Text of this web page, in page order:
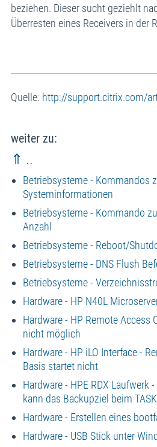
beziehen. Dieser sucht geziehlt
Überresten eines Receivers in der
Quelle: http://support.citrix.com/
weiter zu:
⇑ ..
Betriebsysteme - Kommandos
Systeminformationen
Betriebsysteme - Kommando
Anzahl
Betriebsysteme - Reboot/
Betriebsysteme - DNS Flush
Betriebsysteme -
Hardware - HP N40L
Hardware - HP Remote Access
nicht möglich
Hardware - HP iLO Interface -
Basis startet nicht
Hardware - HPE RDX Laufwerk
kann das Backupziel beim
Hardware - Erstellen eines
Hardware - USB Stick unter